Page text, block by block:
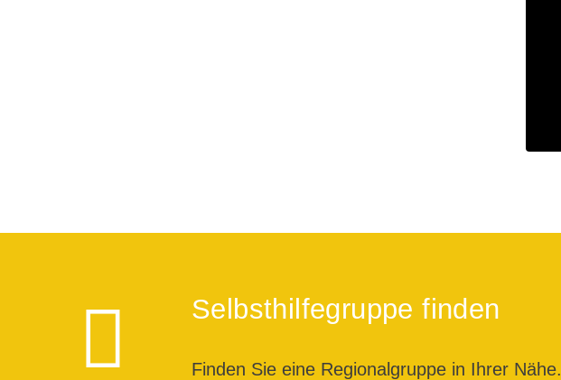
Selbsthilfegruppe finden
Finden Sie eine Regionalgruppe in Ihrer Nähe.